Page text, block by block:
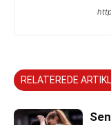
RELATEREDE